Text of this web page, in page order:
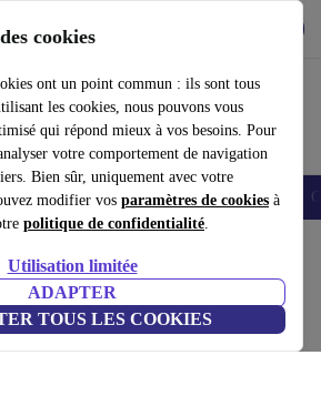
cookies
ont un point commun : ils sont tous
les cookies, nous pouvons vous
qui répond mieux à vos besoins. Pour
votre comportement de navigation
Bien sûr, uniquement avec votre
modifier vos paramètres de cookies à
politique de confidentialité.
Utilisation limitée
ADAPTER
TOUS LES COOKIES
et facilement
Tablettes Montres connectées Accessoires
SIM | noir 497,82 €